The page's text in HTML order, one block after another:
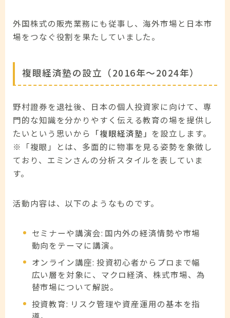
外国株式の販売業務にも従事し、海外市場と日本市
場をつなぐ役割を果たしていました。
複眼経済塾の設立（2016年～2024年）
野村證券を退社後、日本の個人投資家に向けて、専
門的な知識を分かりやすく伝える教育の場を提供し
たいという思いから
「複眼経済塾」 を設立します。
※「複眼」とは、多面的に物事を見る姿勢を象徴し
ており、エミンさんの分析スタイルを表していま
す。
活動内容は、以下のようなものです。
セミナーや講演会: 国内外の経済情勢や市場
動向をテーマに講演。
オンライン講座: 投資初心者からプロまで幅
広い層を対象に、マクロ経済、株式市場、為
替市場について解説。
投資教育: リスク管理や資産運用の基本を指